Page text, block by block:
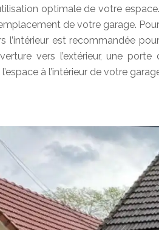
optimale de votre
de votre garage.
l’intérieur est recommandée
vers l’extérieur, une
à l’intérieur de votre